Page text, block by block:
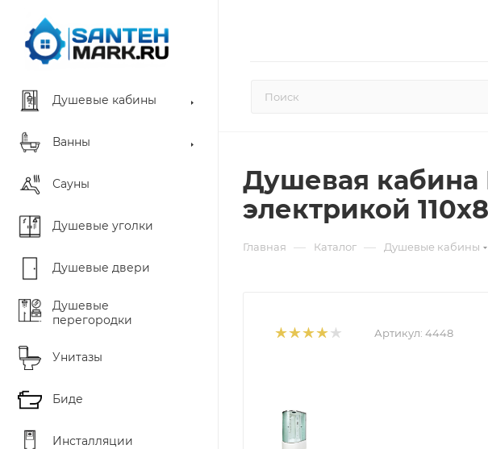
Душевые кабины
Ванны
Сауны
Душевые уголки
Душевые двери
Душевые
перегородки
Унитазы
Биде
Инсталляции
Душевая кабина
электрикой
Главная — Каталог — Душевые кабины
Артикул: 4448